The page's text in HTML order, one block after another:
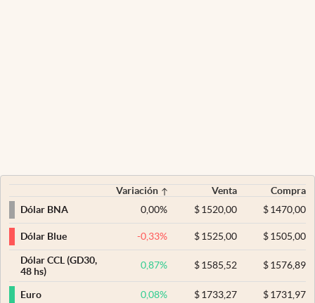
Variación Venta
Compra
Dólar BNA
0,00% $ 1520,00 $1470,00
Dólar Blue -0,33% $ 1525,00 $1505,00
Dólar CCL (GD30,
48 hs)
0,87% $ 1585,52 $1576,89
Euro 0,08% $ 1733,27 $1731,97